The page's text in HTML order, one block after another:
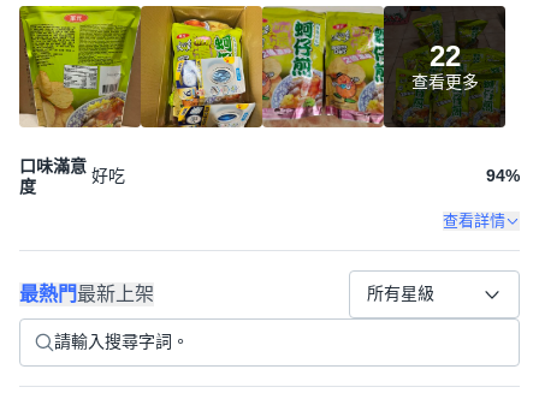
22
查看更多
口味滿意
度
好吃 94%
查看詳情
最熱門最新上架 所有星級